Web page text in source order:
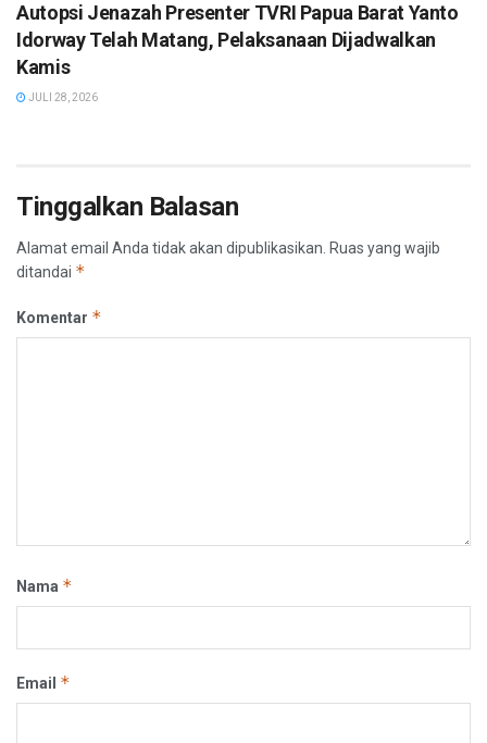
Autopsi Jenazah Presenter TVRI Papua Barat Yanto
Idorway Telah Matang, Pelaksanaan Dijadwalkan
Kamis
JULI 28, 2026
Tinggalkan Balasan
Alamat email Anda tidak akan dipublikasikan. Ruas yang wajib
ditandai *
Komentar *
Nama *
Email *